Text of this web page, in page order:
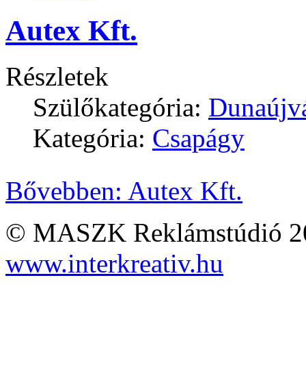
Autex Kft.
Részletek
Szülőkategória:
Kategória: Csapágy
Bővebben: Autex Kft.
© MASZK Reklámstúdió
www.interkreativ.hu